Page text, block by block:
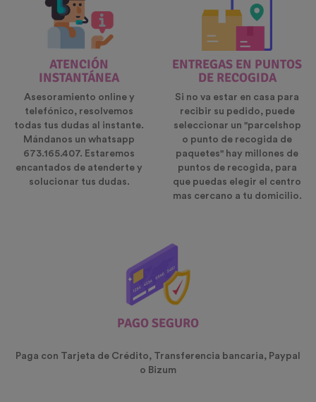
ATENCIÓN
INSTANTÁNEA
Asesoramiento online y
telefónico, resolvemos
todas tus dudas al instante.
Mándanos un whatsapp
673.165.407. Estaremos
encantados de atenderte y
solucionar tus dudas.
ENTREGAS EN PUNTOS
DE RECOGIDA
Si no va estar en casa para
recibir su pedido, puede
seleccionar un "parcelshop
o punto de recogida de
paquetes" hay millones de
puntos de recogida, para
que puedas elegir el centro
mas cercano a tu domicilio.
PAGO SEGURO
Paga con Tarjeta de Crédito, Transferencia bancaria, Paypal
o Bizum